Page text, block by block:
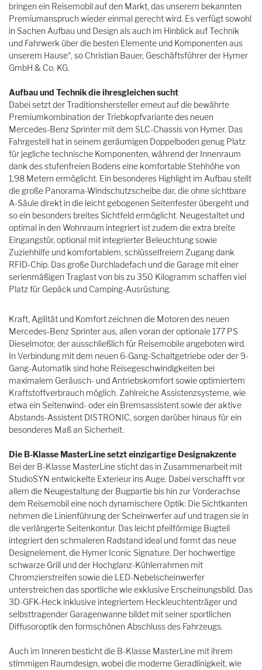
bringen ein Reisemobil auf den Markt, das unserem bekannten
Premiumanspruch wieder einmal gerecht wird. Es verfügt sowohl
in Sachen Aufbau und Design als auch im Hinblick auf Technik
und Fahrwerk über die besten Elemente und Komponenten aus
unserem Hause“, so Christian Bauer, Geschäftsführer der Hymer
GmbH & Co. KG.
Aufbau und Technik die ihresgleichen sucht
Dabei setzt der Traditionshersteller erneut auf die bewährte
Premiumkombination der Triebkopfvariante des neuen
Mercedes-Benz Sprinter mit dem SLC-Chassis von Hymer. Das
Fahrgestell hat in seinem geräumigen Doppelboden genug Platz
für jegliche technische Komponenten, während der Innenraum
dank des stufenfreien Bodens eine komfortable Stehhöhe von
1,98 Metern ermöglicht. Ein besonderes Highlight im Aufbau stellt
die große Panorama-Windschutzscheibe dar, die ohne sichtbare
A-Säule direkt in die leicht gebogenen Seitenfester übergeht und
so ein besonders breites Sichtfeld ermöglicht. Neugestaltet und
optimal in den Wohnraum integriert ist zudem die extra breite
Eingangstür, optional mit integrierter Beleuchtung sowie
Zuziehhilfe und komfortablem, schlüsselfreiem Zugang dank
RFID-Chip. Das große Durchladefach und die Garage mit einer
serienmäßigen Traglast von bis zu 350 Kilogramm schaffen viel
Platz für Gepäck und Camping-Ausrüstung.
Kraft, Agilität und Komfort zeichnen die Motoren des neuen
Mercedes-Benz Sprinter aus, allen voran der optionale 177 PS
Dieselmotor, der ausschließlich für Reisemobile angeboten wird.
In Verbindung mit dem neuen 6-Gang-Schaltgetriebe oder der 9-
Gang-Automatik sind hohe Reisegeschwindigkeiten bei
maximalem Geräusch- und Antriebskomfort sowie optimiertem
Kraftstoffverbrauch möglich. Zahlreiche Assistenzsysteme, wie
etwa ein Seitenwind- oder ein Bremsassistent sowie der aktive
Abstands-Assistent DISTRONIC, sorgen darüber hinaus für ein
besonderes Maß an Sicherheit.
Die B-Klasse MasterLine setzt einzigartige Designakzente
Bei der B-Klasse MasterLine sticht das in Zusammenarbeit mit
StudioSYN entwickelte Exterieur ins Auge. Dabei verschafft vor
allem die Neugestaltung der Bugpartie bis hin zur Vorderachse
dem Reisemobil eine noch dynamischere Optik: Die Sichtkanten
nehmen die Linienführung der Scheinwerfer auf und tragen sie in
die verlängerte Seitenkontur. Das leicht pfeilförmige Bugteil
integriert den schmaleren Radstand ideal und formt das neue
Designelement, die Hymer Iconic Signature. Der hochwertige
schwarze Grill und der Hochglanz-Kühlerrahmen mit
Chromzierstreifen sowie die LED-Nebelscheinwerfer
unterstreichen das sportliche wie exklusive Erscheinungsbild. Das
3D-GFK-Heck inklusive integriertem Heckleuchtenträger und
selbsttragender Garagenwanne bildet mit seiner sportlichen
Diffusoroptik den formschönen Abschluss des Fahrzeugs.
Auch im Inneren besticht die B-Klasse MasterLine mit ihrem
stimmigen Raumdesign, wobei die moderne Geradlinigkeit, wie